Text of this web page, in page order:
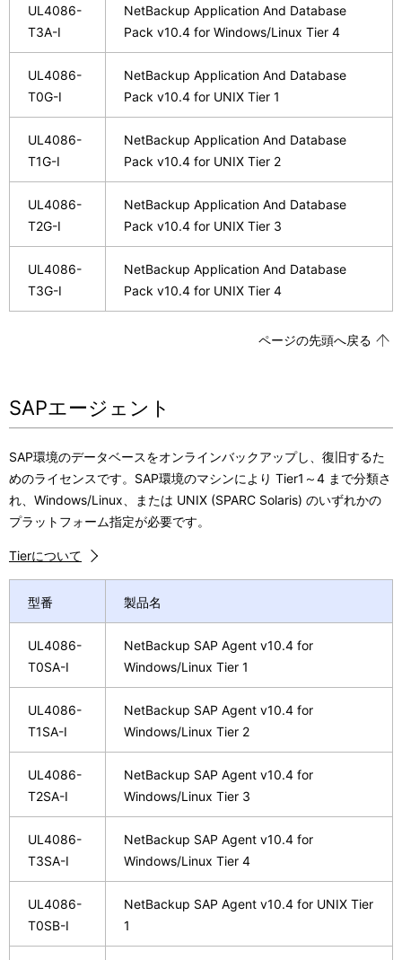
UL4086-
T3A-I
NetBackup Application And Database
Pack v10.4 for Windows/Linux Tier 4
UL4086-
T0G-I
NetBackup Application And Database
Pack v10.4 for UNIX Tier 1
UL4086-
T1G-I
NetBackup Application And Database
Pack v10.4 for UNIX Tier 2
UL4086-
T2G-I
NetBackup Application And Database
Pack v10.4 for UNIX Tier 3
UL4086-
T3G-I
NetBackup Application And Database
Pack v10.4 for UNIX Tier 4
ページの先頭へ戻る
SAPエージェント
SAP環境のデータベースをオンラインバックアップし、復旧するた
めのライセンスです。SAP環境のマシンにより Tier1～4 まで分類さ
れ、Windows/Linux、または UNIX (SPARC Solaris) のいずれかの
プラットフォーム指定が必要です。
Tierについて
型番 製品名
UL4086-
T0SA-I
NetBackup SAP Agent v10.4 for
Windows/Linux Tier 1
UL4086-
T1SA-I
NetBackup SAP Agent v10.4 for
Windows/Linux Tier 2
UL4086-
T2SA-I
NetBackup SAP Agent v10.4 for
Windows/Linux Tier 3
UL4086-
T3SA-I
NetBackup SAP Agent v10.4 for
Windows/Linux Tier 4
UL4086-
T0SB-I
NetBackup SAP Agent v10.4 for UNIX Tier
1